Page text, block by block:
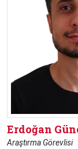
Erdoğan
Araştırma Görevlisi